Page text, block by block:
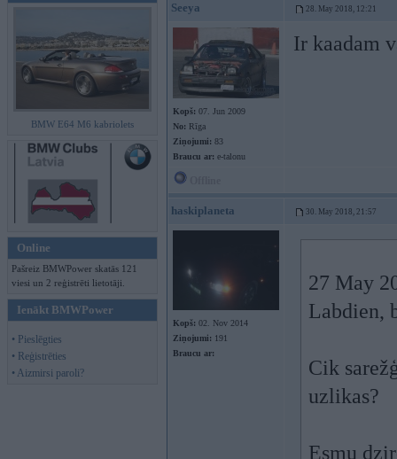
BMW E64 M6 kabriolets
Online
Pašreiz BMWPower skatās 121
viesi un 2 reģistrēti lietotāji.
Ienākt BMWPower
• Pieslēgties
• Reģistrēties
• Aizmirsi paroli?
Seeya 28. May 2018, 12:21
Kopš: 07. Jun 2009
No: Rīga
Ziņojumi: 83
Braucu ar: e-talonu
Ir kaadam
haskiplaneta 30. May 2018, 21:57
Kopš: 02. Nov 2014
Ziņojumi: 191
Braucu ar:
27 May
Labdien,
Cik
uzlikas?
Esmu